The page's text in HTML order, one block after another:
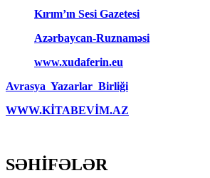
Kırım’ın Sesi Gazetesi
Azərbaycan-Ruznaməsi
www.xudaferin.eu
Avrasya Yazarlar Birliği
WWW.KİTABEVİM.AZ
SƏHİFƏLƏR